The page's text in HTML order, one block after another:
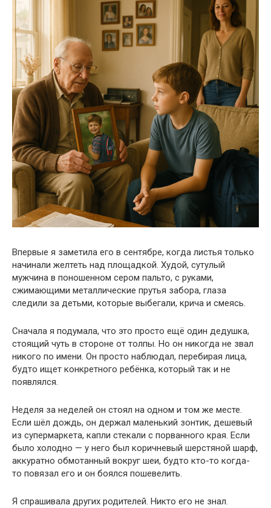
Впервые я заметила его в сентябре, когда листья только
начинали желтеть над площадкой. Худой, сутулый
мужчина в поношенном сером пальто, с руками,
сжимающими металлические прутья забора, глаза
следили за детьми, которые выбегали, крича и смеясь.
Сначала я подумала, что это просто ещё один дедушка,
стоящий чуть в стороне от толпы. Но он никогда не звал
никого по имени. Он просто наблюдал, перебирая лица,
будто ищет конкретного ребёнка, который так и не
появлялся.
Неделя за неделей он стоял на одном и том же месте.
Если шёл дождь, он держал маленький зонтик, дешевый
из супермаркета, капли стекали с порванного края. Если
было холодно — у него был коричневый шерстяной шарф,
аккуратно обмотанный вокруг шеи, будто кто-то когда-
то повязал его и он боялся пошевелить.
Я спрашивала других родителей. Никто его не знал.